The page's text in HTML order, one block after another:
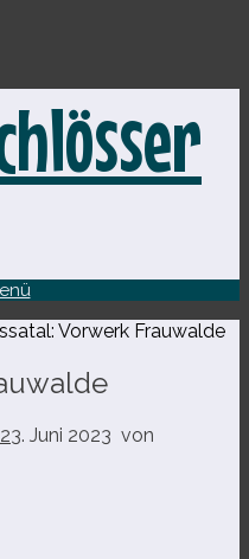
Vorwerk Frauwalde
3. Juni 2023 von